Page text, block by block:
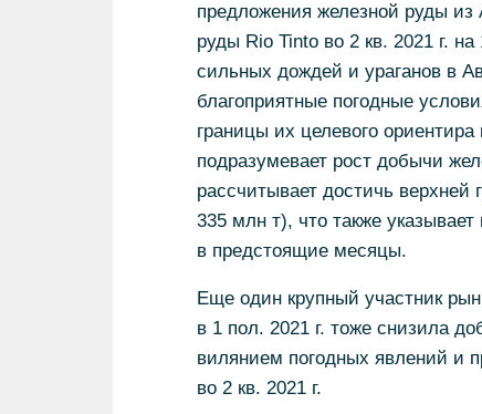
предложения железной руды из
руды Rio Tinto во 2 кв. 2021 г.
сильных дождей и ураганов в
благоприятные погодные
границы их целевого
подразумевает рост добычи
рассчитывает достичь верхней
335 млн т), что также
в предстоящие месяцы.
Еще один крупный участник
в 1 пол. 2021 г. тоже снизила
вилянием погодных явлений и
во 2 кв. 2021 г.